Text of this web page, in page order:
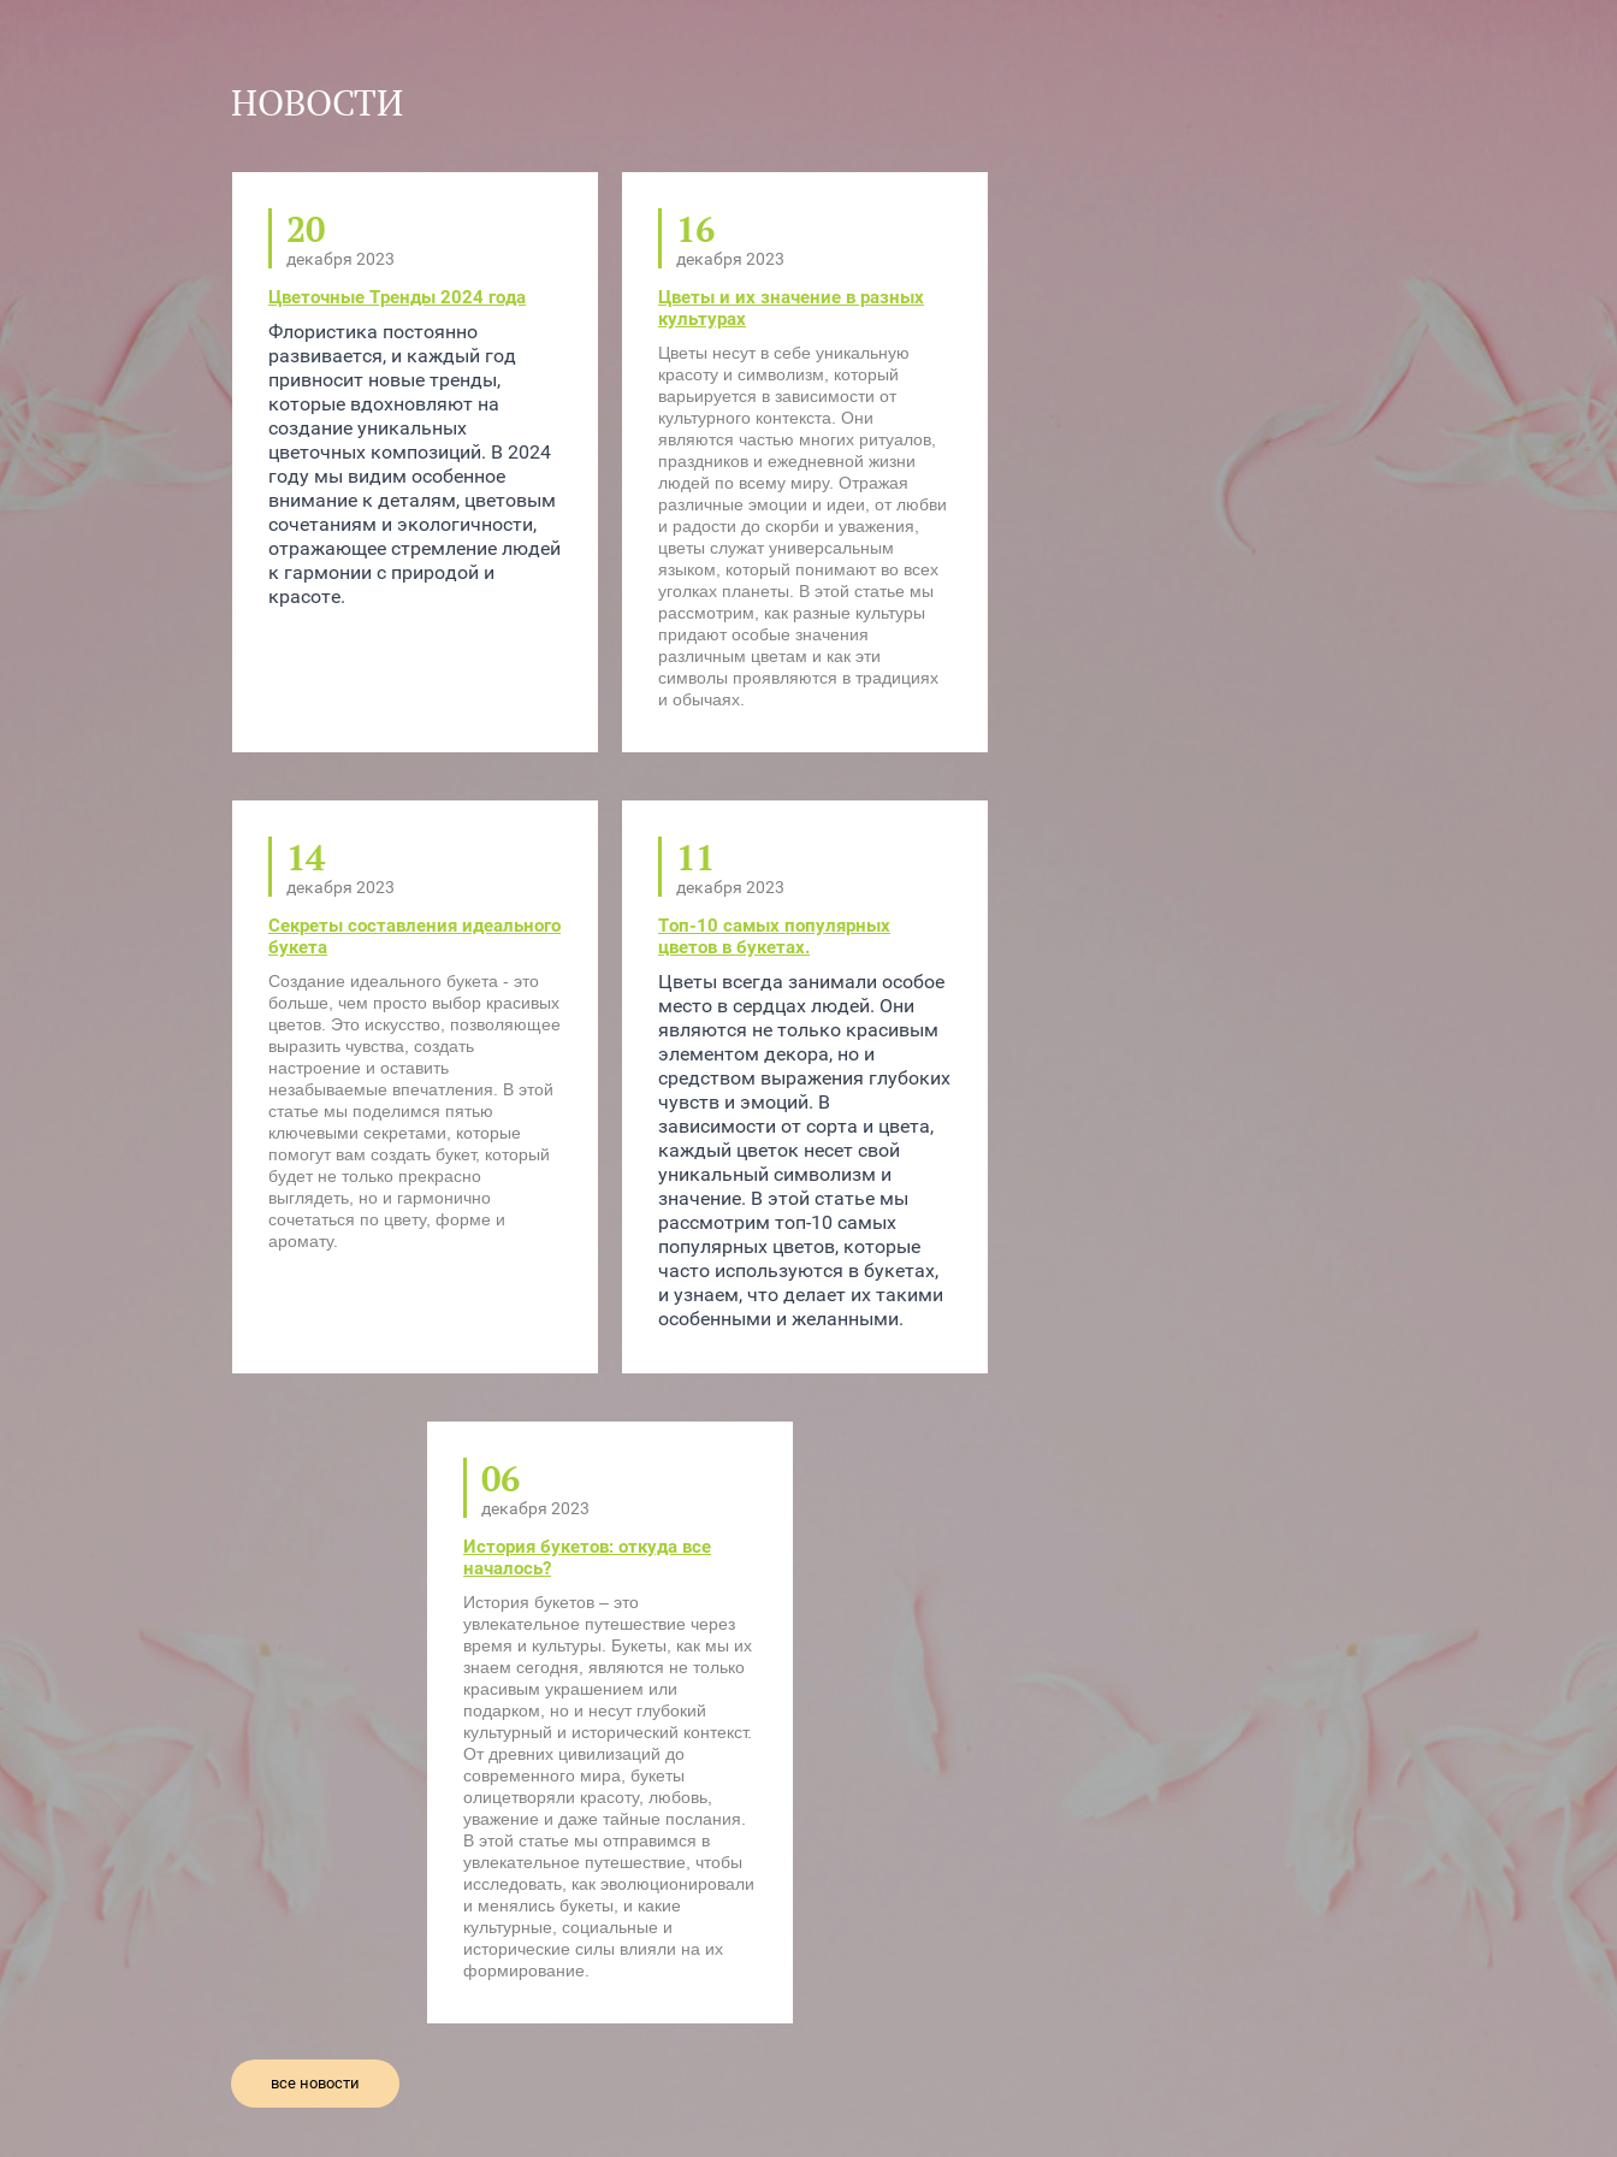
НОВОСТИ
20
декабря 2023
Цветочные Тренды 2024 года
Флористика постоянно
развивается, и каждый год
привносит новые тренды,
которые вдохновляют на
создание уникальных
цветочных композиций. В 2024
году мы видим особенное
внимание к деталям, цветовым
сочетаниям и экологичности,
отражающее стремление людей
к гармонии с природой и
красоте.
16
декабря 2023
Цветы и их значение в разных
культурах
Цветы несут в себе уникальную
красоту и символизм, который
варьируется в зависимости от
культурного контекста. Они
являются частью многих ритуалов,
праздников и ежедневной жизни
людей по всему миру. Отражая
различные эмоции и идеи, от любви
и радости до скорби и уважения,
цветы служат универсальным
языком, который понимают во всех
уголках планеты. В этой статье мы
рассмотрим, как разные культуры
придают особые значения
различным цветам и как эти
символы проявляются в традициях
и обычаях.
14
декабря 2023
Секреты составления идеального
букета
Создание идеального букета - это
больше, чем просто выбор красивых
цветов. Это искусство, позволяющее
выразить чувства, создать
настроение и оставить
незабываемые впечатления. В этой
статье мы поделимся пятью
ключевыми секретами, которые
помогут вам создать букет, который
будет не только прекрасно
выглядеть, но и гармонично
сочетаться по цвету, форме и
аромату.
11
декабря 2023
Топ-10 самых популярных
цветов в букетах.
Цветы всегда занимали особое
место в сердцах людей. Они
являются не только красивым
элементом декора, но и
средством выражения глубоких
чувств и эмоций. В
зависимости от сорта и цвета,
каждый цветок несет свой
уникальный символизм и
значение. В этой статье мы
рассмотрим топ-10 самых
популярных цветов, которые
часто используются в букетах,
и узнаем, что делает их такими
особенными и желанными.
06
декабря 2023
История букетов: откуда все
началось?
История букетов – это
увлекательное путешествие через
время и культуры. Букеты, как мы их
знаем сегодня, являются не только
красивым украшением или
подарком, но и несут глубокий
культурный и исторический контекст.
От древних цивилизаций до
современного мира, букеты
олицетворяли красоту, любовь,
уважение и даже тайные послания.
В этой статье мы отправимся в
увлекательное путешествие, чтобы
исследовать, как эволюционировали
и менялись букеты, и какие
культурные, социальные и
исторические силы влияли на их
формирование.
все новости